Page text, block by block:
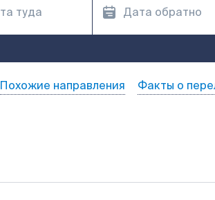
Похожие направления Факты о